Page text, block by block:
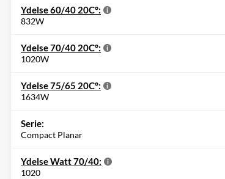
Ydelse 60/40 20C°:
832W
Ydelse 70/40 20C°:
1020W
Ydelse 75/65 20C°:
1634W
Serie:
Compact Planar
Ydelse Watt 70/40:
1020